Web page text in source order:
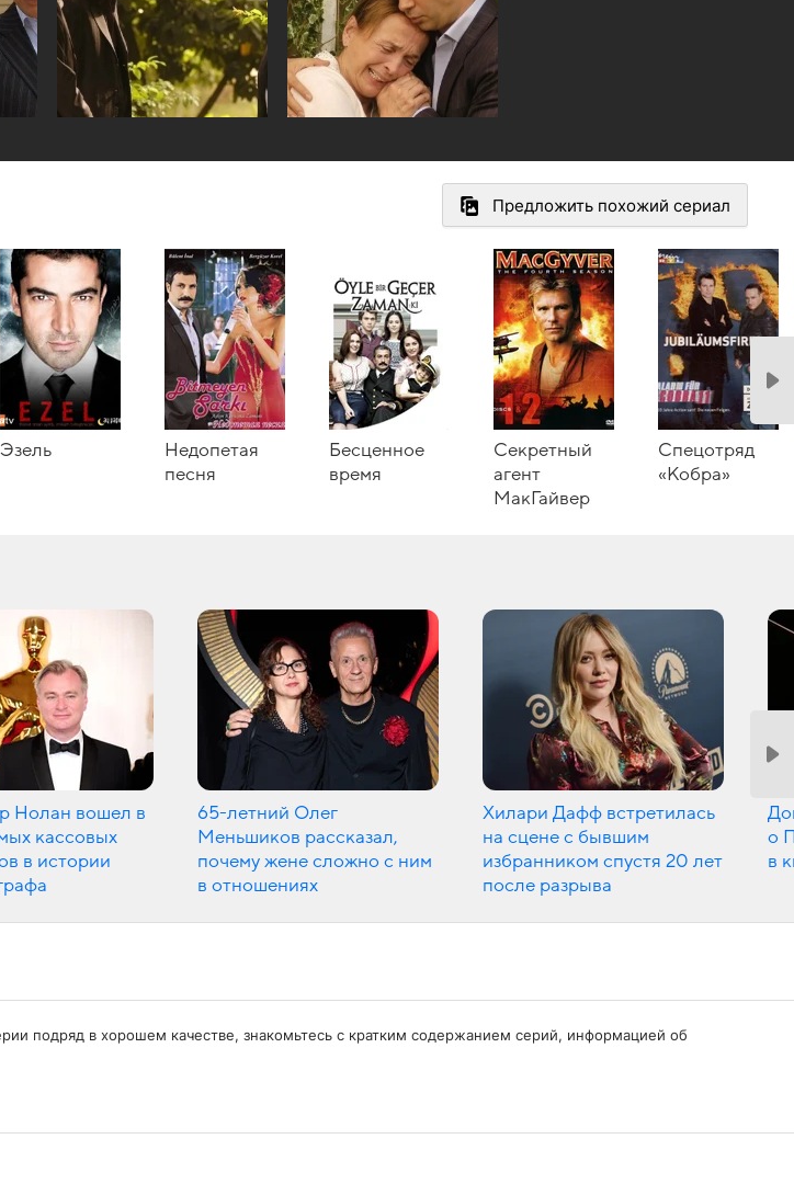
Предложить похожий сериал
Эзель
Недопетая
песня
Бесценное
время
Секретный
агент
МакГайвер
Спецотряд
«Кобра»
Нолан вошел в
кассовых
в истории
65-летний Олег
Меньшиков рассказал,
почему жене сложно с ним
в отношениях
Хилари Дафф встретилась
на сцене с бывшим
избранником спустя 20 лет
после разрыва
о
в
подряд в хорошем качестве, знакомьтесь с кратким содержанием серий, информацией об